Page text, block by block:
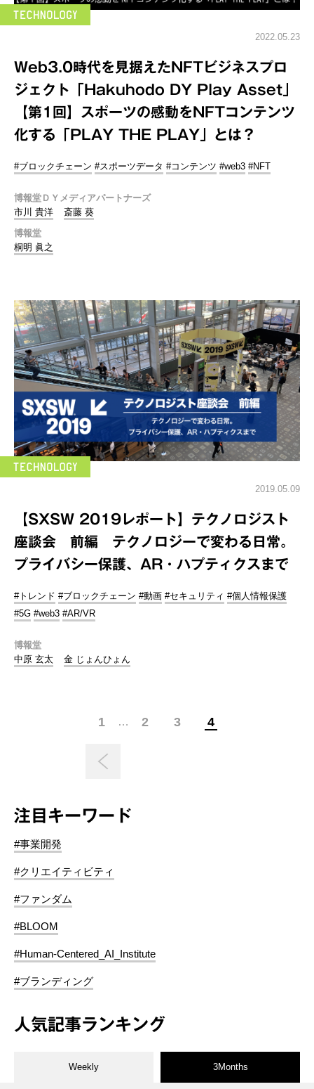
2022.05.23
Web3.0時代を見据えたNFTビジネスプロ
ジェクト「Hakuhodo DY Play Asset」
【第1回】スポーツの感動をNFTコンテンツ
化する「PLAY THE PLAY」とは？
#ブロックチェーン #スポーツデータ #コンテンツ #web3 #NFT
博報堂ＤＹメディアパートナーズ
市川 貴洋
斎藤 葵
博報堂
桐明 眞之
2019.05.09
【SXSW 2019レポート】テクノロジスト
座談会 前編 テクノロジーで変わる日常。
プライバシー保護、AR・ハプティクスまで
#トレンド #ブロックチェーン #動画 #セキュリティ #個人情報保護
#5G #web3 #AR/VR
博報堂
中原 玄太
金 じょんひょん
1 … 2 3 4
注目キーワード
#事業開発
#クリエイティビティ
#ファンダム
#BLOOM
#Human-Centered_AI_Institute
#ブランディング
人気記事ランキング
Weekly 3Months